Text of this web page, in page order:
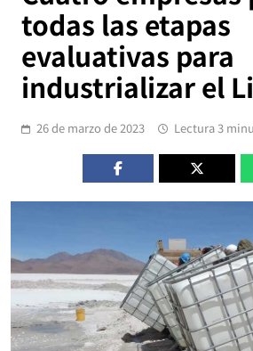
todas las etapas
evaluativas para
industrializar el
26 de marzo de 2023 Lectura 3